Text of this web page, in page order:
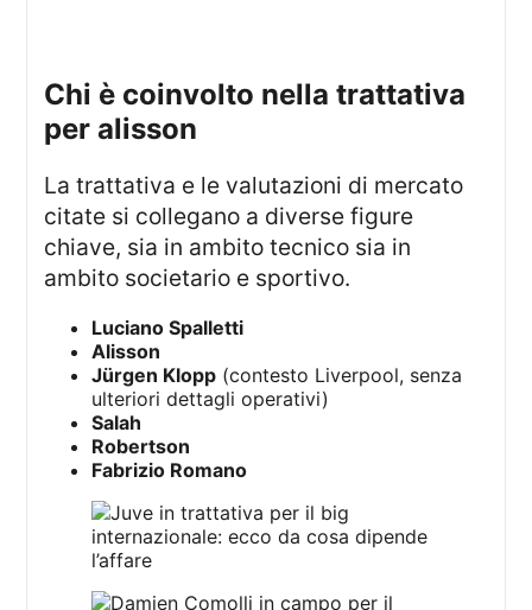
chi è coinvolto nella trattativa
per alisson
La trattativa e le valutazioni di mercato
citate si collegano a diverse figure
chiave, sia in ambito tecnico sia in
ambito societario e sportivo.
Luciano Spalletti
Alisson
Jürgen Klopp (contesto Liverpool, senza
ulteriori dettagli operativi)
Salah
Robertson
Fabrizio Romano